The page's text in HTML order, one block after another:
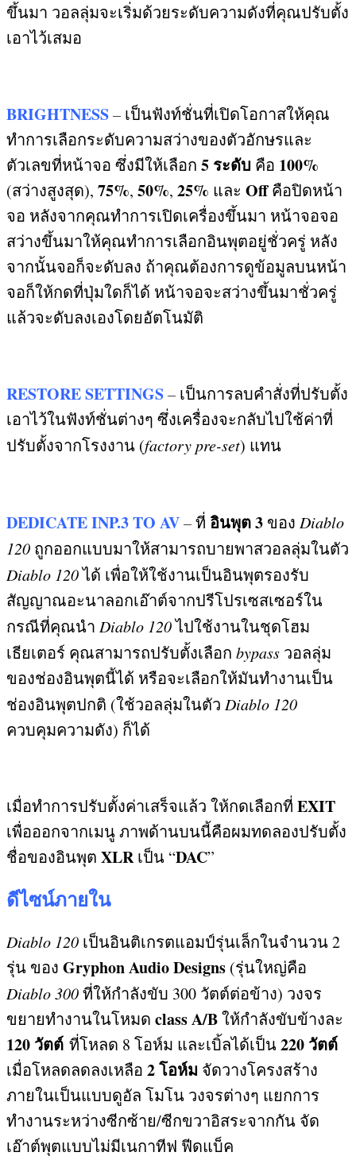
ขึ้นมา วอลลุ่มจะเริ่มด้วยระดับความดังที่คุณปรับตั้ง
เอาไว้เสมอ
BRIGHTNESS– เป็นฟังท์ชั่นที่เปิดโอกาสให้คุณ
ทำการเลือกระดับความสว่างของตัวอักษรและ
ตัวเลขที่หน้าจอ ซึ่งมีให้เลือก 5 ระดับ คือ 100%
(สว่างสูงสุด), 75%, 50%, 25% และ Off คือปิดหน้า
จอ หลังจากคุณทำการเปิดเครื่องขึ้นมา หน้าจอจอ
สว่างขึ้นมาให้คุณทำการเลือกอินพุตอยู่ชั่วครู่ หลัง
จากนั้นจอก็จะดับลง ถ้าคุณต้องการดูข้อมูลบนหน้า
จอก็ให้กดที่ปุ่มใดก็ได้ หน้าจอจะสว่างขึ้นมาชั่วครู่
แล้วจะดับลงเองโดยอัตโนมัติ
RESTORE SETTINGS– เป็นการลบคำสั่งที่ปรับตั้ง
เอาไว้ในฟังท์ชั่นต่างๆ ซึ่งเครื่องจะกลับไปใช้ค่าที่
ปรับตั้งจากโรงงาน (factory pre-set) แทน
DEDICATE INP.3 TO AV–ที่ อินพุต3 ของ Diablo
120 ถูกออกแบบมาให้สามารถบายพาสวอลลุ่มในตัว
Diablo 120ได้ เพื่อให้ใช้งานเป็นอินพุตรองรับ
สัญญาณอะนาลอกเอ๊าต์จากปรีโปรเซสเซอร์ใน
กรณีที่คุณนำ Diablo 120ไปใช้งานในชุดโฮม
เธียเตอร์ คุณสามารถปรับตั้งเลือก bypass วอลลุ่ม
ของช่องอินพุตนี้ได้ หรือจะเลือกให้มันทำงานเป็น
ช่องอินพุตปกติ (ใช้วอลลุ่มในตัว Diablo 120
ควบคุมความดัง) ก็ได้
เมื่อทำการปรับตั้งค่าเสร็จแล้ว ให้กดเลือกที่ EXIT
เพื่อออกจากเมนู ภาพด้านบนนี้คือผมทดลองปรับตั้ง
ชื่อของอินพุต XLR เป็น “DAC”
ดีไซน์ภายใน
Diablo 120 เป็นอินติเกรตแอมป์รุ่นเล็กในจำนวน2
รุ่น ของ Gryphon Audio Designs (รุ่นใหญ่คือ
Diablo 300ที่ให้กำลังขับ 300 วัตต์ต่อข้าง) วงจร
ขยายทำงานในโหมด class A/Bให้กำลังขับข้างละ
120 วัตต์ ที่โหลด 8 โอห์ม และเบิ้ลได้เป็น220 วัตต์
เมื่อโหลดลดลงเหลือ 2โอห์ม จัดวางโครงสร้าง
ภายในเป็นแบบดูอัล โมโน วงจรต่างๆ แยกการ
ทำงานระหว่างซีกซ้าย/ซีกขวาอิสระจากกัน จัด
เอ๊าต์พุตแบบไม่มีเนกาทีฟ ฟีดแบ็ค